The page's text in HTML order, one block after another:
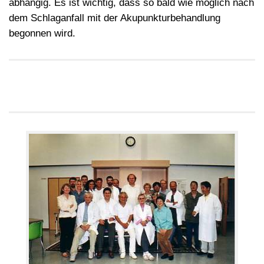
abhängig. Es ist wichtig, dass so bald wie möglich nach
dem Schlaganfall mit der Akupunkturbehandlung
begonnen wird.